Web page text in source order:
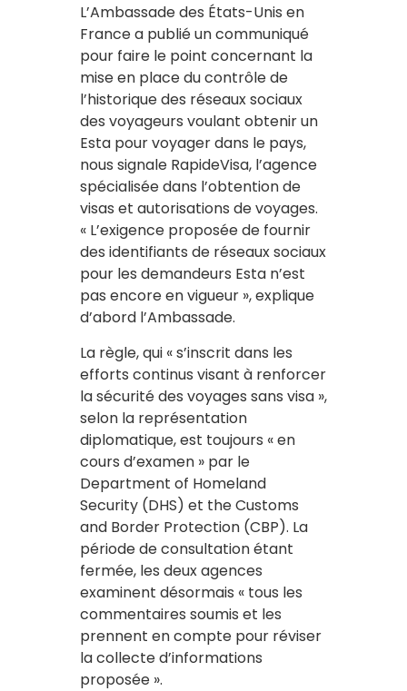
L’Ambassade des États-Unis en
France a publié un communiqué
pour faire le point concernant la
mise en place du contrôle de
l’historique des réseaux sociaux
des voyageurs voulant obtenir un
Esta pour voyager dans le pays,
nous signale RapideVisa, l’agence
spécialisée dans l’obtention de
visas et autorisations de voyages.
« L’exigence proposée de fournir
des identifiants de réseaux sociaux
pour les demandeurs Esta n’est
pas encore en vigueur », explique
d’abord l’Ambassade.
La règle, qui « s’inscrit dans les
efforts continus visant à renforcer
la sécurité des voyages sans visa »,
selon la représentation
diplomatique, est toujours « en
cours d’examen » par le
Department of Homeland
Security (DHS) et the Customs
and Border Protection (CBP). La
période de consultation étant
fermée, les deux agences
examinent désormais « tous les
commentaires soumis et les
prennent en compte pour réviser
la collecte d’informations
proposée ».